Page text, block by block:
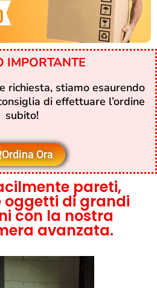
IMPORTANTE
richiesta, stiamo esaurendo
di effettuare l’ordine
subito!
Ordina Ora
pareti,
oggetti di grandi
con la nostra
avanzata.